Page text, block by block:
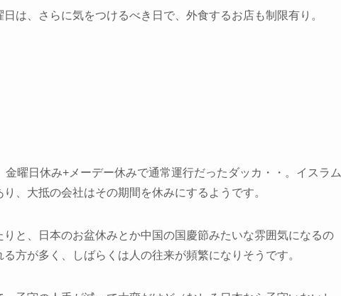
は、さらに気をつけるべき日で、外食するお店も制限有り。
曜日休み+メーデー休みで通常運行だったダッカ・・。イスラム
、大抵の会社はその期間を休みにするようです。
と、日本のお盆休みとか中国の国慶節みたいな雰囲気になるの
方が多く、しばらくは人の往来が頻繁になりそうです。